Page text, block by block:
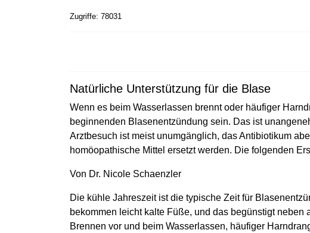
Zugriffe: 78031
Natürliche Unterstützung für die Blase
Wenn es beim Wasserlassen brennt oder häufiger
beginnenden Blasenentzündung sein. Das ist
Arztbesuch ist meist unumgänglich, das Antibiotikum
homöopathische Mittel ersetzt werden. Die folgenden
Von Dr. Nicole Schaenzler
Die kühle Jahreszeit ist die typische Zeit für
bekommen leicht kalte Füße, und das begünstigt neben
Brennen vor und beim Wasserlassen, häufiger